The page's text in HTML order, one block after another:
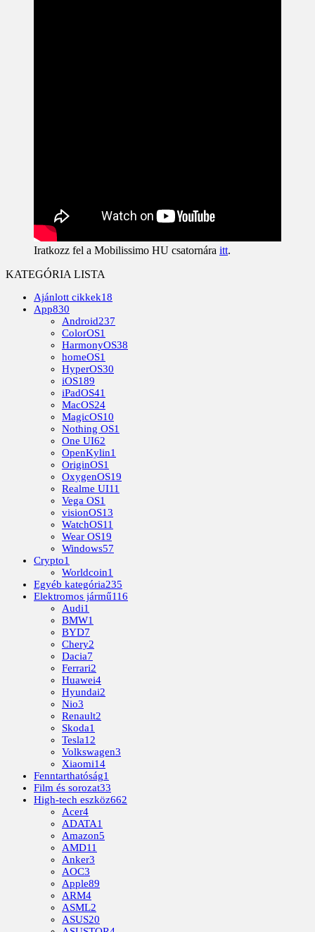
Iratkozz fel a Mobilissimo HU csatornára itt.
KATEGÓRIA LISTA
Ajánlott cikkek18
App830
Android237
ColorOS1
HarmonyOS38
homeOS1
HyperOS30
iOS189
iPadOS41
MacOS24
MagicOS10
Nothing OS1
One UI62
OpenKylin1
OriginOS1
OxygenOS19
Realme UI11
Vega OS1
visionOS13
WatchOS11
Wear OS19
Windows57
Crypto1
Worldcoin1
Egyéb kategória235
Elektromos jármű116
Audi1
BMW1
BYD7
Chery2
Dacia7
Ferrari2
Huawei4
Hyundai2
Nio3
Renault2
Skoda1
Tesla12
Volkswagen3
Xiaomi14
Fenntarthatóság1
Film és sorozat33
High-tech eszköz662
Acer4
ADATA1
Amazon5
AMD11
Anker3
AOC3
Apple89
ARM4
ASML2
ASUS20